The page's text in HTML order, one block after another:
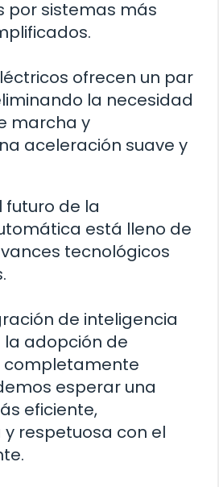
por sistemas más
ofrecen un par
la necesidad
marcha y
aceleración suave y
futuro de la
está lleno de
tecnológicos
de inteligencia
adopción de
completamente
esperar una
eficiente,
respetuosa con el